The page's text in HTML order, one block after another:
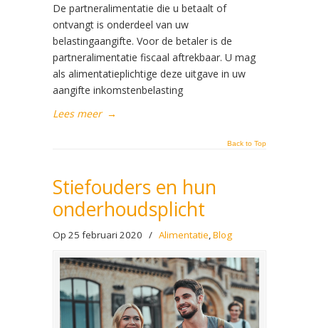
De partneralimentatie die u betaalt of
ontvangt is onderdeel van uw
belastingaangifte. Voor de betaler is de
partneralimentatie fiscaal aftrekbaar. U mag
als alimentatieplichtige deze uitgave in uw
aangifte inkomstenbelasting
Lees meer →
Back to Top
Stiefouders en hun
onderhoudsplicht
Op 25 februari 2020 / Alimentatie,Blog